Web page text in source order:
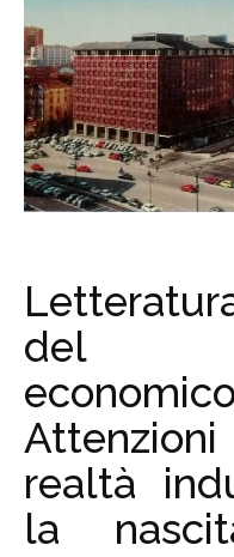
del
realtà
la